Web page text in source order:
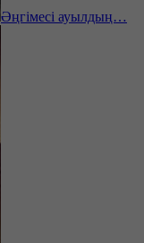
Әңгімесі ауылдың…